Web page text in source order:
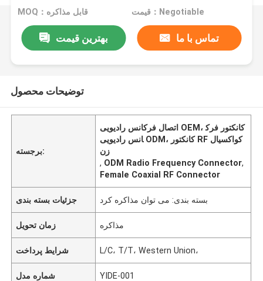
MOQ：قابل مذاکره قیمت：Negotiable
بهترین قیمت تماس با ما
توضیحات محصول
برجسته:
اتصال فرکانس رادیویی OEM، کانکتور فرک
انس رادیویی ODM، کانکتور RF کواکسیال
زن
, ODM Radio Frequency Connector,
Female Coaxial RF Connector
جزئیات بسته بندی بسته بندی: می توان مذاکره کرد
زمان تحویل مذاکره
شرایط پرداخت L/C، T/T، Western Union،
شماره مدل YIDE-001